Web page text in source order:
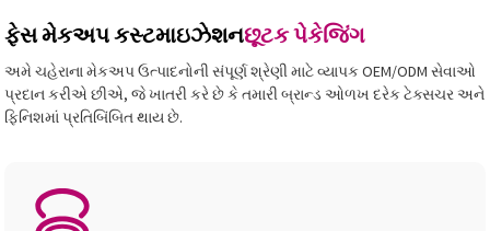
ફેસ મેકઅપ કસ્ટમાઇઝેશનછૂટક પેકેજિંગ
અમે ચહેરાના મેકઅપ ઉત્પાદનોની સંપૂર્ણ શ્રેણી માટે વ્યાપક OEM/ODM સેવાઓ
પ્રદાન કરીએ છીએ, જે ખાતરી કરે છે કે તમારી બ્રાન્ડ ઓળખ દરેક ટેક્સચર અને
ફિનિશમાં પ્રતિબિંબિત થાય છે.